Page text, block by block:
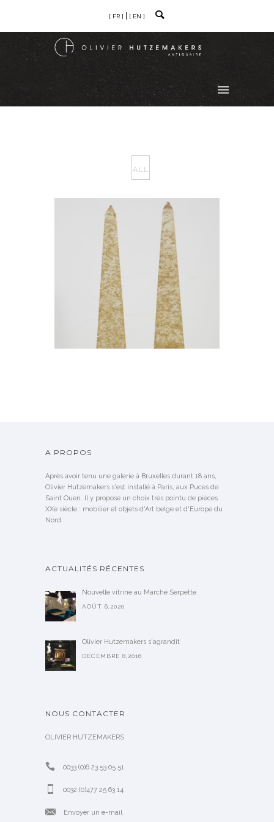
[ FR ] [ EN ]
ALL
PAIRE D’OBÉLISQUE,
GIRAUDON 1970
A PROPOS
Après avoir tenu une galerie à Bruxelles durant 18 ans,
Olivier Hutzemakers s'est installé à Paris, aux Puces de
Saint Ouen. Il y propose un choix très pointu de pièces
XXe siècle : mobilier et objets d'Art belge et d'Europe du
Nord.
ACTUALITÉS RÉCENTES
Nouvelle vitrine au Marché Serpette
AOÛT 6,2020
Olivier Hutzemakers s'agrandit
DÉCEMBRE 8,2016
NOUS CONTACTER
OLIVIER HUTZEMAKERS
0033 (0)6 23 53 05 51
0032 (0)477 25 63 14
Envoyer un e-mail